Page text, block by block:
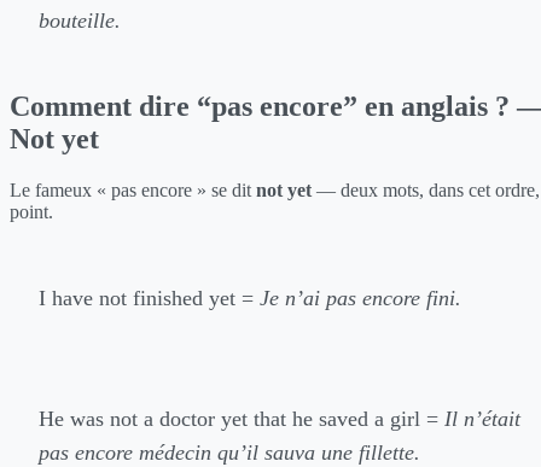
bouteille.
Comment dire “pas encore” en anglais ?
Not yet
Le fameux « pas encore » se dit not yet — deux mots, dans cet ordre,
point.
I have not finished yet = Je n’ai pas encore fini.
He was not a doctor yet that he saved a girl = Il n’était
pas encore médecin qu’il sauva une fillette.